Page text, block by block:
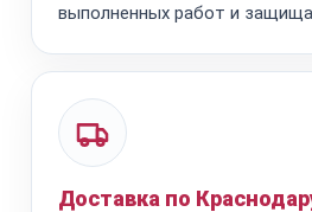
выполненных работ и
Доставка по